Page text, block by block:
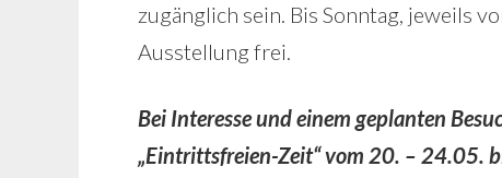
zugänglich sein. Bis Sonntag, jeweils
Ausstellung frei.
Bei Interesse und einem geplanten
„Eintrittsfreien-Zeit“ vom 20. – 24.05.